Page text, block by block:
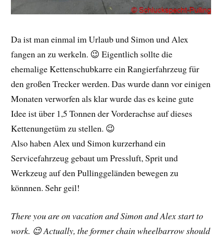
Da ist man einmal im Urlaub und Simon und Alex
fangen an zu werkeln. 😉 Eigentlich sollte die
ehemalige Kettenschubkarre ein Rangierfahrzeug für
den großen Trecker werden. Das wurde dann vor einigen
Monaten verworfen als klar wurde das es keine gute
Idee ist über 1,5 Tonnen der Vorderachse auf dieses
Kettenungetüm zu stellen. 😉
Also haben Alex und Simon kurzerhand ein
Servicefahrzeug gebaut um Pressluft, Sprit und
Werkzeug auf den Pullinggeländen bewegen zu
könnnen. Sehr geil!
There you are on vacation and Simon and Alex start to
work. 😉 Actually, the former chain wheelbarrow should